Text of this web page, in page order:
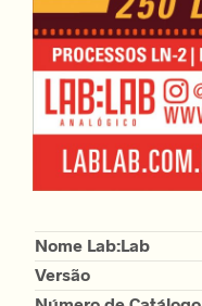
Nome Lab:Lab
Versão